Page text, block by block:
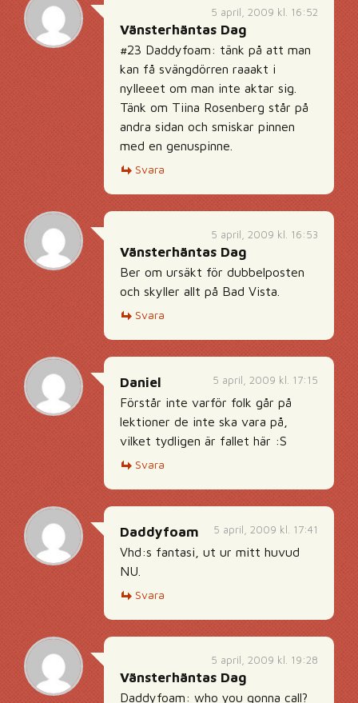
5 april, 2009 kl. 16:52
Vänsterhäntas Dag
#23 Daddyfoam: tänk på att man
kan få svängdörren raaakt i
nylleeet om man inte aktar sig.
Tänk om Tiina Rosenberg står på
andra sidan och smiskar pinnen
med en genuspinne.
Svara
5 april, 2009 kl. 16:53
Vänsterhäntas Dag
Ber om ursäkt för dubbelposten
och skyller allt på Bad Vista.
Svara
5 april, 2009 kl. 17:15
Daniel
Förstår inte varför folk går på
lektioner de inte ska vara på,
vilket tydligen är fallet här :S
Svara
5 april, 2009 kl. 17:41
Daddyfoam
Vhd:s fantasi, ut ur mitt huvud
NU.
Svara
5 april, 2009 kl. 19:28
Vänsterhäntas Dag
Daddyfoam: who you gonna call?